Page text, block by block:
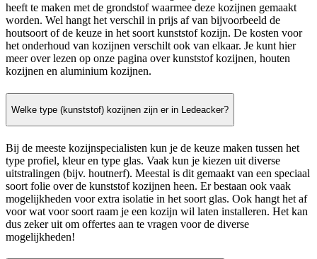
heeft te maken met de grondstof waarmee deze kozijnen gemaakt
worden. Wel hangt het verschil in prijs af van bijvoorbeeld de
houtsoort of de keuze in het soort kunststof kozijn. De kosten voor
het onderhoud van kozijnen verschilt ook van elkaar. Je kunt hier
meer over lezen op onze pagina over kunststof kozijnen, houten
kozijnen en aluminium kozijnen.
Welke type (kunststof) kozijnen zijn er in Ledeacker?
Bij de meeste kozijnspecialisten kun je de keuze maken tussen het
type profiel, kleur en type glas. Vaak kun je kiezen uit diverse
uitstralingen (bijv. houtnerf). Meestal is dit gemaakt van een speciaal
soort folie over de kunststof kozijnen heen. Er bestaan ook vaak
mogelijkheden voor extra isolatie in het soort glas. Ook hangt het af
voor wat voor soort raam je een kozijn wil laten installeren. Het kan
dus zeker uit om offertes aan te vragen voor de diverse
mogelijkheden!